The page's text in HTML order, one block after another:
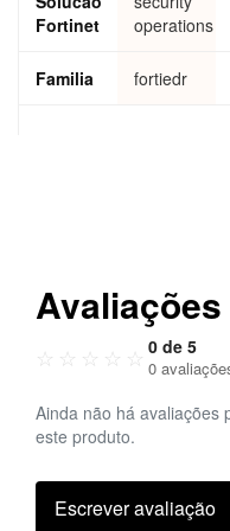
seats
MOQ)
DR
FortiG
uard
Cloud
Servic
es
intern
cte
Fortinet
operations
Familia fortiedr
☆ ☆ ☆ ☆ ☆ 0 de 5
0
Ainda não há avaliações
este produto.
Escrever avaliação